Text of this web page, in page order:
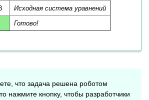
Исходная система уравнений
Готово!
что задача решена роботом
нажмите кнопку, чтобы разработчики